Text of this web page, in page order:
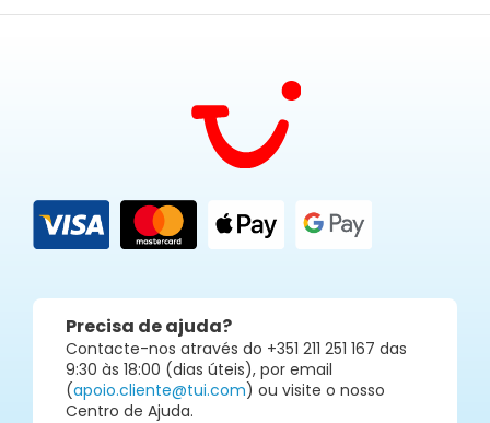
Precisa de ajuda?
Contacte-nos através do +351 211 251 167 das
9:30 às 18:00 (dias úteis), por email
(apoio.cliente@tui.com) ou visite o nosso
Centro de Ajuda.